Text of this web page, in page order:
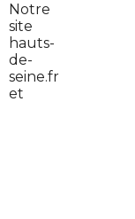
Jeune en danger :
Notre
site
hauts-
de-
seine.fr
et